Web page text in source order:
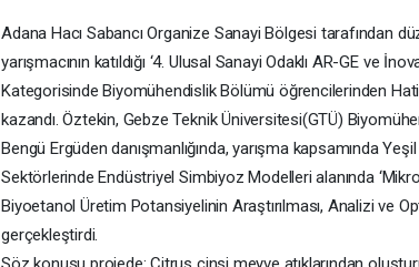
Adana Hacı Sabancı Organize Sanayi Bölgesi tarafından
yarışmacının katıldığı ‘4. Ulusal Sanayi Odaklı AR-GE ve
Kategorisinde Biyomühendislik Bölümü öğrencilerinden
kazandı. Öztekin, Gebze Teknik Üniversitesi(GTÜ)
Bengü Ergüden danışmanlığında, yarışma kapsamında
Sektörlerinde Endüstriyel Simbiyoz Modelleri alanında
Biyoetanol Üretim Potansiyelinin Araştırılması, Analizi ve
gerçekleştirdi.